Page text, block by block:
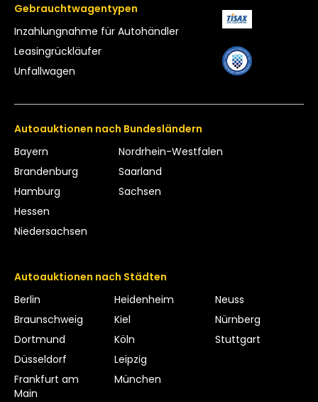
Gebrauchtwagentypen
Inzahlungnahme für Autohändler
Leasing­rückläufer
Unfallwagen
Autoauktionen nach Bundesländern
Bayern
Brandenburg
Hamburg
Hessen
Niedersachsen
Nordrhein-Westfalen
Saarland
Sachsen
Autoauktionen nach Städten
Berlin
Braunschweig
Dortmund
Düsseldorf
Frankfurt am
Main
Heidenheim
Kiel
Köln
Leipzig
München
Neuss
Nürnberg
Stuttgart